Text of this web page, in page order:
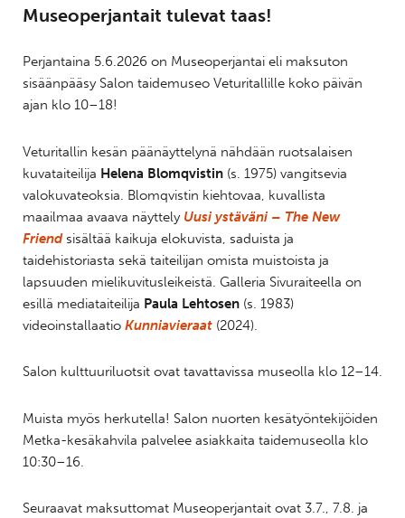
Museoperjantait tulevat taas!
Perjantaina 5.6.2026 on Museoperjantai eli maksuton
sisäänpääsy Salon taidemuseo Veturitallille koko päivän
ajan klo 10–18!
Veturitallin kesän päänäyttelynä nähdään ruotsalaisen
kuvataiteilija Helena Blomqvistin (s. 1975) vangitsevia
valokuvateoksia. Blomqvistin kiehtovaa, kuvallista
maailmaa avaava näyttely Uusi ystäväni – The New
Friend sisältää kaikuja elokuvista, saduista ja
taidehistoriasta sekä taiteilijan omista muistoista ja
lapsuuden mielikuvitusleikeistä. Galleria Sivuraiteella on
esillä mediataiteilija Paula Lehtosen (s. 1983)
videoinstallaatio Kunniavieraat (2024).
Salon kulttuuriluotsit ovat tavattavissa museolla klo 12–14.
Muista myös herkutella! Salon nuorten kesätyöntekijöiden
Metka-kesäkahvila palvelee asiakkaita taidemuseolla klo
10:30–16.
Seuraavat maksuttomat Museoperjantait ovat 3.7., 7.8. ja